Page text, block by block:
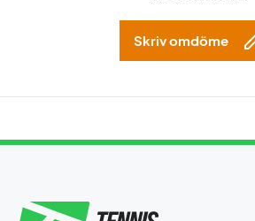
Skriv omdöme